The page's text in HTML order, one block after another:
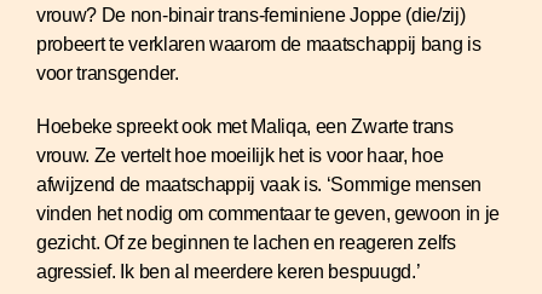
vrouw? De non-binair trans-feminiene Joppe (die/zij)
probeert te verklaren waarom de maatschappij bang is
voor transgender.
Hoebeke spreekt ook met Maliqa, een Zwarte trans
vrouw. Ze vertelt hoe moeilijk het is voor haar, hoe
afwijzend de maatschappij vaak is. ‘Sommige mensen
vinden het nodig om commentaar te geven, gewoon in je
gezicht. Of ze beginnen te lachen en reageren zelfs
agressief. Ik ben al meerdere keren bespuugd.’